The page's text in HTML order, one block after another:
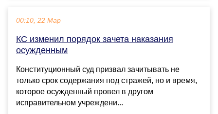
00:10, 22 Мар
КС изменил порядок зачета наказания
осужденным
Конституционный суд призвал зачитывать не
только срок содержания под стражей, но и время,
которое осужденный провел в другом
исправительном учреждени...